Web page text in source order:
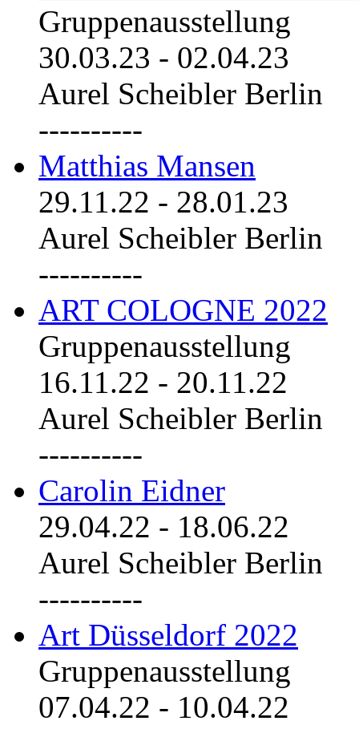
Gruppenausstellung
30.03.23 - 02.04.23
Aurel Scheibler Berlin
----------
Matthias Mansen
29.11.22 - 28.01.23
Aurel Scheibler Berlin
----------
ART COLOGNE 2022
Gruppenausstellung
16.11.22 - 20.11.22
Aurel Scheibler Berlin
----------
Carolin Eidner
29.04.22 - 18.06.22
Aurel Scheibler Berlin
----------
Art Düsseldorf 2022
Gruppenausstellung
07.04.22 - 10.04.22